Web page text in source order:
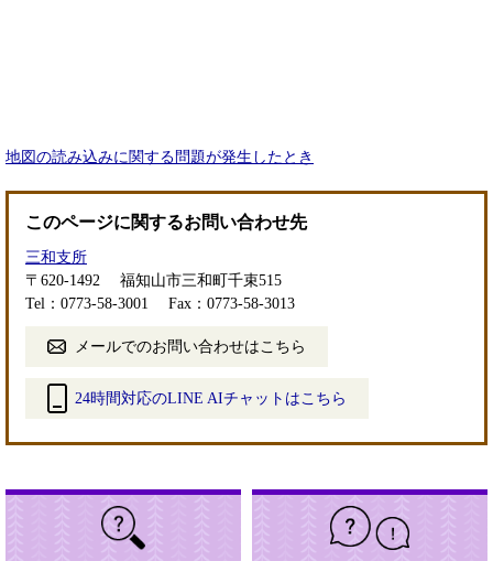
地図の読み込みに関する問題が発生したとき
このページに関するお問い合わせ先
三和支所
〒620-1492
福知山市三和町千束515
Tel：0773-58-3001
Fax：0773-58-3013
メールでのお問い合わせはこちら
24時間対応のLINE AIチャットはこちら
リ